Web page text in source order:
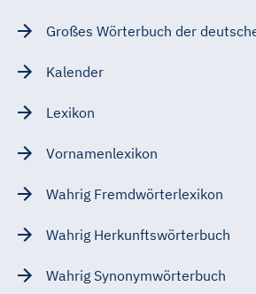
Großes Wörterbuch der
Kalender
Lexikon
Vornamenlexikon
Wahrig Fremdwörterlexikon
Wahrig Herkunftswörterbuch
Wahrig Synonymwörterbuch